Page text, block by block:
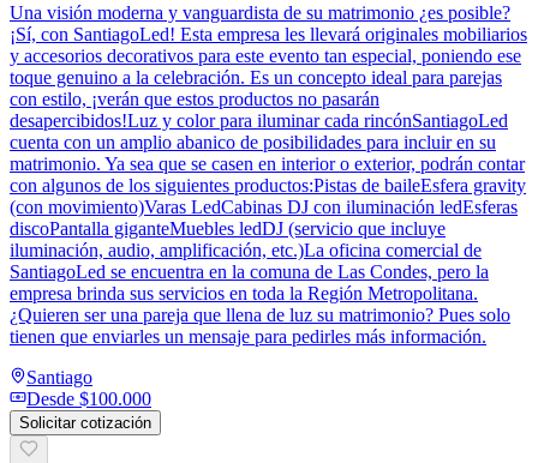
Una visión moderna y vanguardista de su matrimonio ¿es posible?
¡Sí, con SantiagoLed! Esta empresa les llevará originales mobiliarios
y accesorios decorativos para este evento tan especial, poniendo ese
toque genuino a la celebración. Es un concepto ideal para parejas
con estilo, ¡verán que estos productos no pasarán
desapercibidos!Luz y color para iluminar cada rincónSantiagoLed
cuenta con un amplio abanico de posibilidades para incluir en su
matrimonio. Ya sea que se casen en interior o exterior, podrán contar
con algunos de los siguientes productos:Pistas de baileEsfera gravity
(con movimiento)Varas LedCabinas DJ con iluminación ledEsferas
discoPantalla giganteMuebles ledDJ (servicio que incluye
iluminación, audio, amplificación, etc.)La oficina comercial de
SantiagoLed se encuentra en la comuna de Las Condes, pero la
empresa brinda sus servicios en toda la Región Metropolitana.
¿Quieren ser una pareja que llena de luz su matrimonio? Pues solo
tienen que enviarles un mensaje para pedirles más información.
Santiago
Desde $100.000
Solicitar cotización